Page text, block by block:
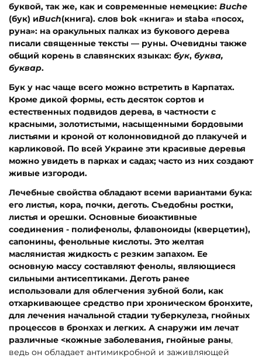
буквой, так же, как и современные немецкие: Buche
(бук) иBuch(книга). слов bok «книга» и staba «посох,
руна»: на оракульных палках из букового дерева
писали священные тексты — руны. Очевидны также
общий корень в славянских языках: бук, буква,
буквар.
Бук у нас чаще всего можно встретить в Карпатах.
Кроме дикой формы, есть десяток сортов и
естественных подвидов дерева, в частности с
красными, золотистыми, насыщенными бордовыми
листьями и кроной от колонновидной до плакучей и
карликовой. По всей Украине эти красивые деревья
можно увидеть в парках и садах; часто из них создают
живые изгороди.
Лечебные свойства обладают всеми вариантами бука:
его листья, кора, почки, деготь. Съедобны ростки,
листья и орешки. Основные биоактивные
соединения - полифенолы, флавоноиды (кверцетин),
сапонины, фенольные кислоты. Это желтая
маслянистая жидкость с резким запахом. Ее
основную массу составляют фенолы, являющиеся
сильными антисептиками. Деготь ранее
использовали для облегчения зубной боли, как
отхаркивающее средство при хроническом бронхите,
для лечения начальной стадии туберкулеза, гнойных
процессов в бронхах и легких. А снаружи им лечат
различные <кожные заболевания, гнойные раны,
ведь он обладает антимикробной и заживляющей